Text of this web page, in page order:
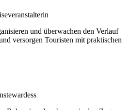
und überwachen den Verlauf
versorgen Touristen mit praktischen